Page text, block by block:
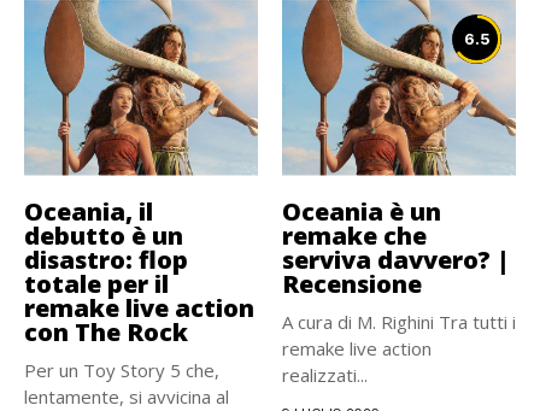
Oceania, il
debutto è un
disastro: flop
totale per il
remake live action
con The Rock
Per un Toy Story 5 che,
lentamente, si avvicina al
6.5
Oceania è un
remake che
serviva davvero? |
Recensione
A cura di M. Righini Tra tutti i
remake live action
realizzati...